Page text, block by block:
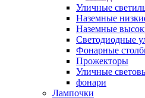
Уличные
Наземные
Наземные
Светодиодные
Фонарные
Прожекторы
Уличные
фонари
Лампочки